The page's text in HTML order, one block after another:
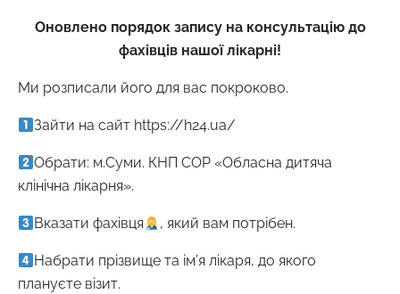
Оновлено порядок запису на консультацію до
фахівців нашої лікарні!
Ми розписали його для вас покроково.
Зайти на сайт https://h24.ua/
Обрати: м.Суми. КНП СОР «Обласна дитяча
клінічна лікарня».
Вказати фахівця , який вам потрібен.
Набрати прізвище та ім’я лікаря, до якого
плануєте візит.